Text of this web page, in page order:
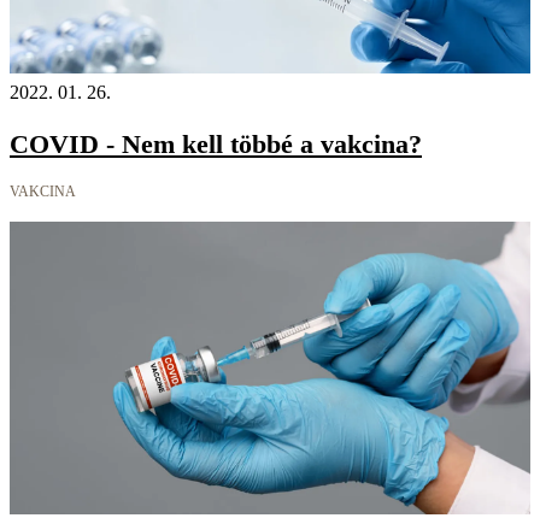
2022. 01. 26.
COVID - Nem kell többé a vakcina?
VAKCINA